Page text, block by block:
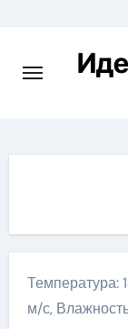
content
Температура:
м/с,